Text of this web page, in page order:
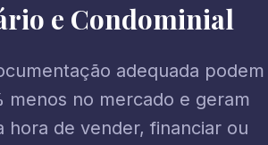
e Condominial
adequada podem
menos no mercado e geram
hora de vender, financiar ou